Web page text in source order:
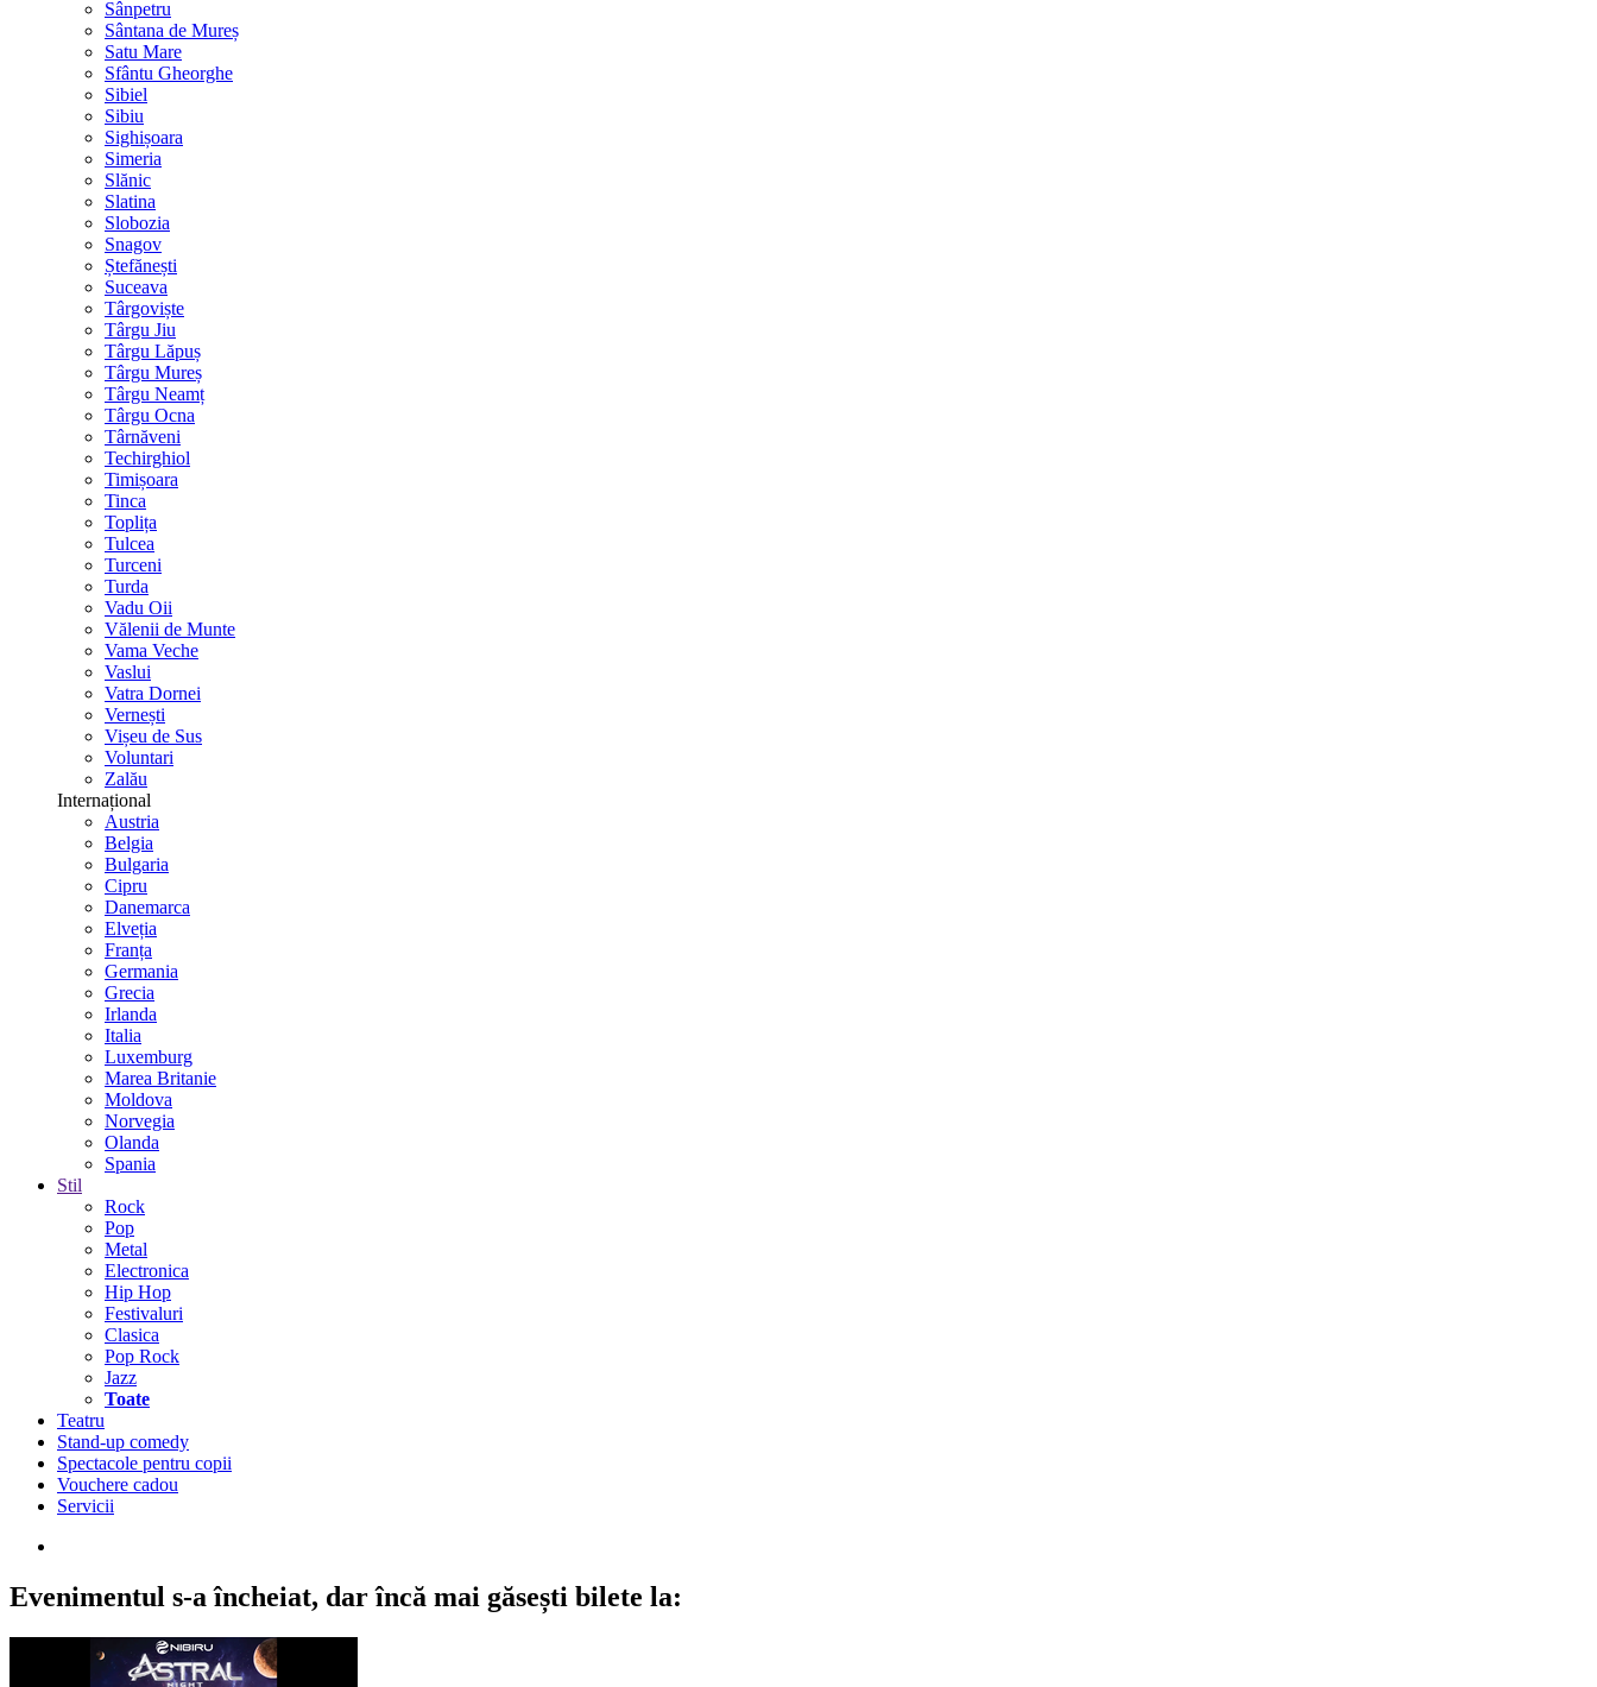
Sânpetru
Sântana de Mureș
Satu Mare
Sfântu Gheorghe
Sibiel
Sibiu
Sighișoara
Simeria
Slănic
Slatina
Slobozia
Snagov
Ștefănești
Suceava
Târgoviște
Târgu Jiu
Târgu Lăpuș
Târgu Mureș
Târgu Neamț
Târgu Ocna
Târnăveni
Techirghiol
Timișoara
Tinca
Toplița
Tulcea
Turceni
Turda
Vadu Oii
Vălenii de Munte
Vama Veche
Vaslui
Vatra Dornei
Vernești
Vișeu de Sus
Voluntari
Zalău
Internațional
Austria
Belgia
Bulgaria
Cipru
Danemarca
Elveția
Franța
Germania
Grecia
Irlanda
Italia
Luxemburg
Marea Britanie
Moldova
Norvegia
Olanda
Spania
Stil
Rock
Pop
Metal
Electronica
Hip Hop
Festivaluri
Clasica
Pop Rock
Jazz
Toate
Teatru
Stand-up comedy
Spectacole pentru copii
Vouchere cadou
Servicii
Evenimentul s-a încheiat, dar încă mai găsești bilete la: